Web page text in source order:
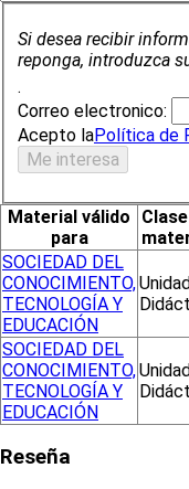
Si desea recibir
reponga, introduzca
.
Correo electronico:
Acepto laPolítica de
Material válido
para
SOCIEDAD DEL
CONOCIMIENTO,
TECNOLOGÍA Y
EDUCACIÓN
SOCIEDAD DEL
CONOCIMIENTO,
TECNOLOGÍA Y
EDUCACIÓN
Reseña